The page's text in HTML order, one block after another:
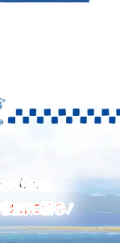
む 6 店舗。
豊富に揃う！